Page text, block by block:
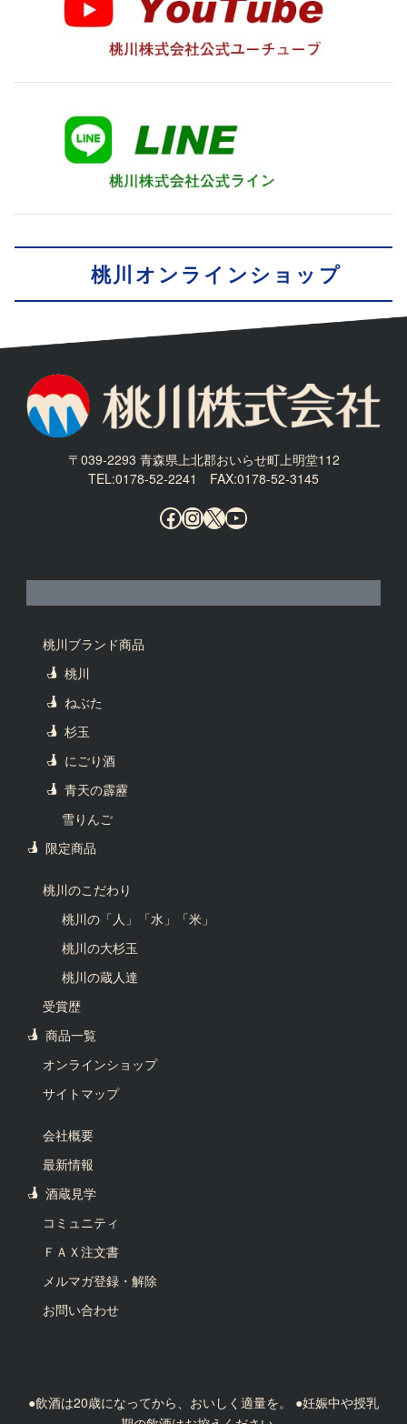
桃川オンラインショップ
〒039-2293 青森県上北郡おいらせ町上明堂112
TEL:0178-52-2241 FAX:0178-52-3145
Facebook
Instagram
X YouTube
桃川ブランド商品
桃川
ねぶた
杉玉
にごり酒
青天の霹靂
雪りんご
限定商品
桃川のこだわり
桃川の「人」「水」「米」
桃川の大杉玉
桃川の蔵人達
受賞歴
商品一覧
オンラインショップ
サイトマップ
会社概要
最新情報
酒蔵見学
コミュニティ
ＦＡＸ注文書
メルマガ登録・解除
お問い合わせ
●飲酒は20歳になってから、おいしく適量を。 ●妊娠中や授乳